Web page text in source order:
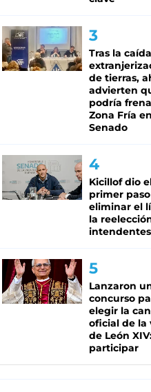
Tras la
de tierras,
advierten
podría
Zona Fría
Senado
Kicillof dio
primer
eliminar el
la
intendentes
Lanzaron
concurso
elegir la
oficial de la
de León
participar